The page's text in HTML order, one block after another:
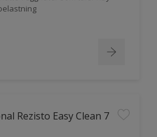
Rezisto Easy Clean 7